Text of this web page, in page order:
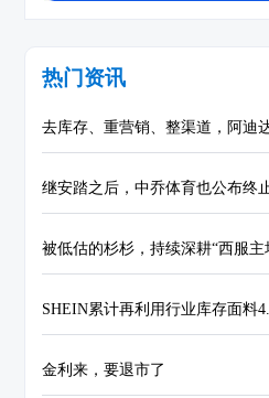
热门资讯
去库存、重营销、整渠道，阿迪
继安踏之后，中乔体育也公布终
被低估的杉杉，持续深耕“西服主
SHEIN累计再利用行业库存面料
金利来，要退市了